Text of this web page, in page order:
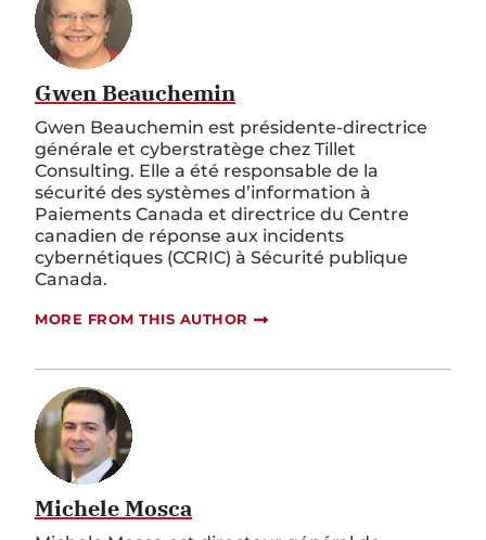
Gwen Beauchemin
Gwen Beauchemin est présidente-directrice
générale et cyberstratège chez Tillet
Consulting. Elle a été responsable de la
sécurité des systèmes d’information à
Paiements Canada et directrice du Centre
canadien de réponse aux incidents
cybernétiques (CCRIC) à Sécurité publique
Canada.
MORE FROM THIS AUTHOR
Michele Mosca